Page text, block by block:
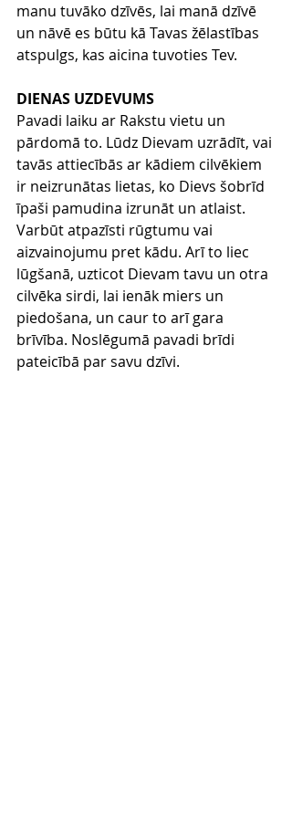
manu tuvāko dzīvēs, lai manā dzīvē
un nāvē es būtu kā Tavas žēlastības
atspulgs, kas aicina tuvoties Tev.
DIENAS UZDEVUMS
Pavadi laiku ar Rakstu vietu un
pārdomā to. Lūdz Dievam uzrādīt, vai
tavās attiecībās ar kādiem cilvēkiem
ir neizrunātas lietas, ko Dievs šobrīd
īpaši pamudina izrunāt un atlaist.
Varbūt atpazīsti rūgtumu vai
aizvainojumu pret kādu. Arī to liec
lūgšanā, uzticot Dievam tavu un otra
cilvēka sirdi, lai ienāk miers un
piedošana, un caur to arī gara
brīvība. Noslēgumā pavadi brīdi
pateicībā par savu dzīvi.